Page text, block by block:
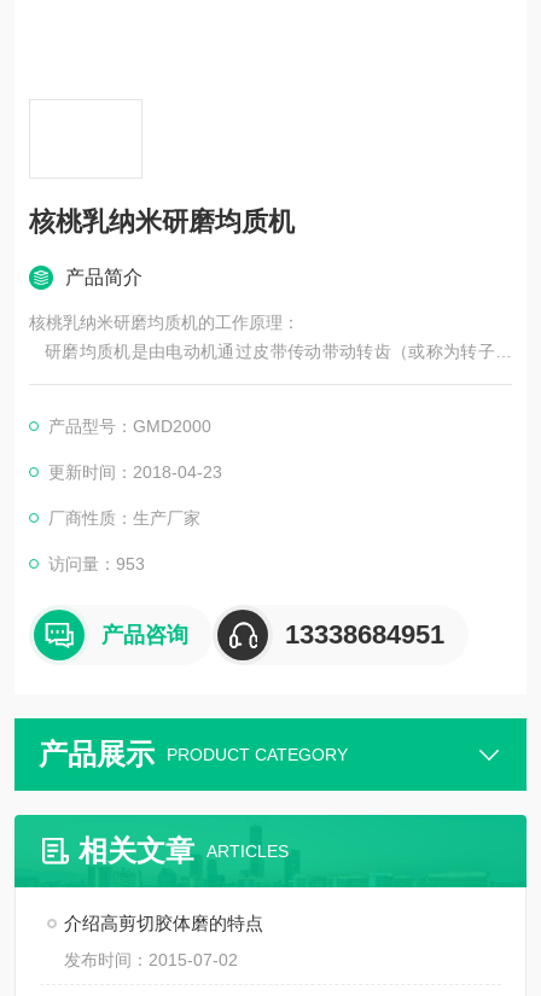
核桃乳纳米研磨均质机
产品简介
核桃乳纳米研磨均质机的工作原理：
研磨均质机是由电动机通过皮带传动带动转齿（或称为转子）
与相配的定齿（或称为定子）作相对的高速旋转，被加工物料通
击力，透过胶体磨定、转齿之间的间隙（间隙可调）时受到*的剪
切力、摩擦力、高频振动等物理作用，使物料被有效地乳化、分
产品型号：GMD2000
更新时间：2018-04-23
厂商性质：生产厂家
访问量：953
产品咨询 13338684951
产品展示 PRODUCT CATEGORY
相关文章 ARTICLES
介绍高剪切胶体磨的特点
发布时间：2015-07-02